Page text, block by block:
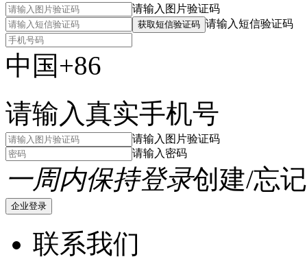
请输入图片验证码
获取短信验证码 请输入短信验证码
中国+86
请输入真实手机号
请输入图片验证码
请输入密码
一周内保持登录创建/忘
企业登录
联系我们